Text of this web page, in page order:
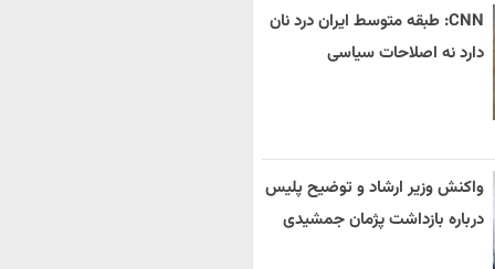
CNN: طبقه متوسط ایران درد نان
دارد نه اصلاحات سیاسی
واکنش وزیر ارشاد و توضیح پلیس
درباره بازداشت پژمان جمشیدی